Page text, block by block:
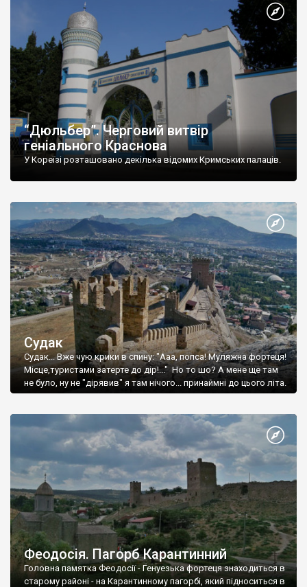
“Дюльбер”. Черговий витвір
геніального Краснова
У Кореїзі розташовано декілька відомих Кримських палаців.
Судак
Судак... Вже чую крики в спину: "Ааа, попса! Муляжна фортеця!
Місце,туристами затерте до дір!..." Но то шо? А мене ще там
не було, ну не "дірявив" я там нічого... принаймні до цього літа.
Феодосія. Пагорб Карантинний
Головна памятка Феодосії - Генуезька фортеця знаходиться в
старому районі - на Карантинному пагорбі, який підноситься в